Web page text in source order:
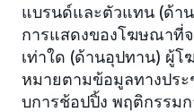
แบรนด์และตัวแทน (ด้า
การแสดงของโฆษณาที่
เท่าใด (ด้านอุปทาน) ผู้โ
หมายตามข้อมูลทางปร
บการช้อปปิ้ง พฤติกรร